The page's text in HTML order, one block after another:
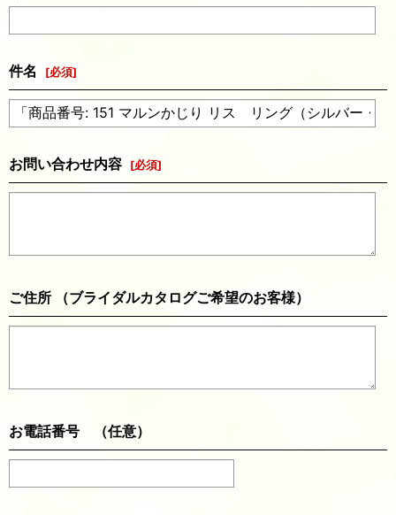
件名 [必須]
お問い合わせ内容 [必須]
ご住所 （ブライダルカタログご希望のお客様）
お電話番号 （任意）